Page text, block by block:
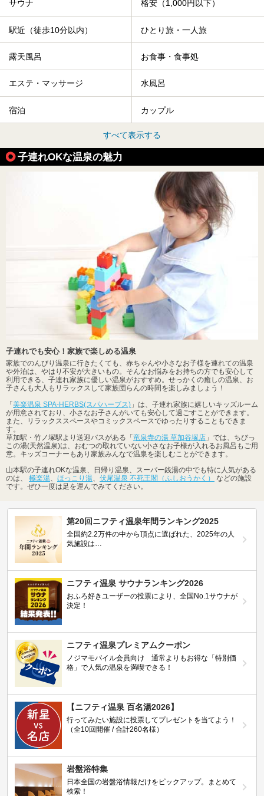
サウナ 格安（1,000円以下）
駅近（徒歩10分以内） ひとり旅・一人旅
露天風呂 お食事・食事処
エステ・マッサージ 水風呂
宿泊 カップル
すべて表示する
子連れOKな温泉の魅力
子連れでも安心！家族で楽しめる温泉
家族でのんびり温泉に行きたくても、赤ちゃんや小さなお子様を連れての温泉
や外泊は、やはり不安が大きいもの。そんなお悩みをお持ちの方でも安心して
利用できる、子連れ家族に優しい温泉がおすすめ。せっかくの癒しの温泉、お
子さんも大人もリラックスして家族団らんの時間を楽しみましょう！
「 美楽温泉 SPA-HERBS(スパハーブス) 」は、子連れ家族に嬉しいキッズルーム
が用意されており、小さなお子さんがいても安心して過ごすことができます。
また、リラックススペースやコミックスペースでゆったりすることもできま
す。
草加駅・竹ノ塚駅より送迎バスがある「 竜泉寺の湯 草加谷塚店 」では、ちびっ
この湯(天然温泉)は、おむつの取れていない小さなお子様が入れるお風呂もご用
意。キッズコーナーもあり家族みんなで温泉を楽しむことができます。
山本駅の子連れOKな温泉、日帰り温泉、スーパー銭湯の中でも特に人気がある
のは、 極楽湯、 ほっこり湯、 伏尾温泉 不死王閣（ふしおうかく）
などの施設
です。ぜひ一度は足を運んでみてください。
第20回ニフティ温泉年間ランキング2025
全国約2.2万件の中から頂点に選ばれた、2025年の人
気施設は…
ニフティ温泉 サウナランキング2026
おふろ好きユーザーの投票により、全国No.1サウナが
決定！
ニフティ温泉プレミアムクーポン
ノジマモバイル会員向け 通常よりもお得な「特別価
格」で人気の温泉を満喫できる！
【ニフティ温泉 百名湯2026】
行ってみたい施設に投票してプレゼントを当てよう！
（全10回開催 / 合計260名様）
岩盤浴特集
日本全国の岩盤浴情報だけをピックアップ。まとめて
検索！